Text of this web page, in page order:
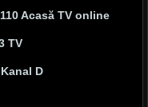
Acasă TV online
TV
D